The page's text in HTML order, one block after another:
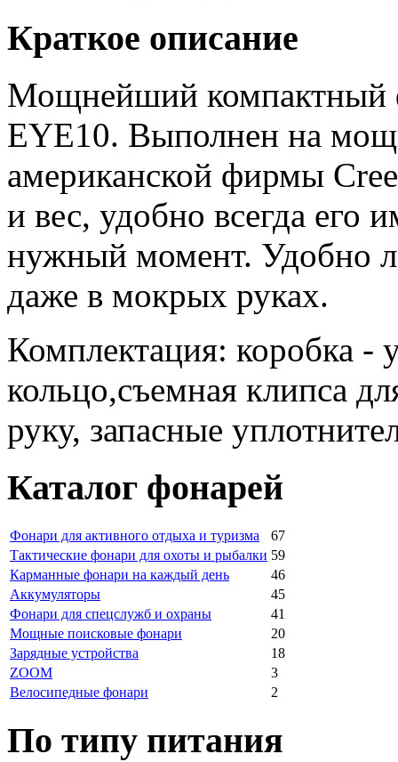
Краткое описание
Мощнейший компактный
EYE10. Выполнен на
американской фирмы
и вес, удобно всегда его
нужный момент. Удобно
даже в мокрых руках.
Комплектация: коробка -
кольцо,съемная клипса
руку, запасные
Каталог фонарей
Фонари для активного отдыха и туризма
67
Тактические фонари для охоты и рыбалки 59
Карманные фонари на каждый день
46
Аккумуляторы
45
Фонари для спецслужб и охраны
41
Мощные поисковые фонари
20
Зарядные устройства
18
ZOOM
3
Велосипедные фонари
2
По типу питания